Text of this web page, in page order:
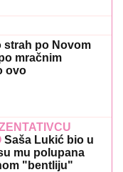
strah po Novom
mračnim
ovo
Saša Lukić bio u
mu polupana
"bentliju"